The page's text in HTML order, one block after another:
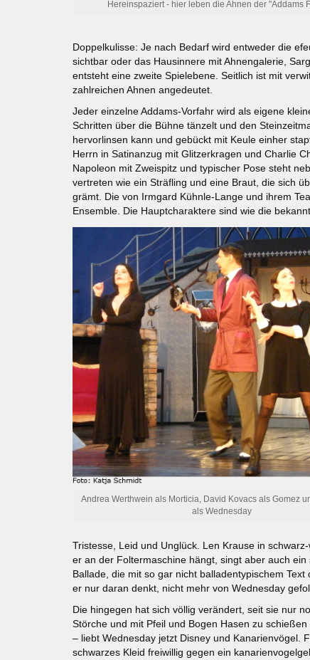
Hereinspaziert - hier leben die Ahnen der "Addams
Doppelkulisse: Je nach Bedarf wird entweder die
sichtbar oder das Hausinnere mit Ahnengalerie,
entsteht eine zweite Spielebene. Seitlich ist mit
zahlreichen Ahnen angedeutet.
Jeder einzelne Addams-Vorfahr wird als eigene
Schritten über die Bühne tänzelt und den
hervorlinsen kann und gebückt mit Keule einher
Herrn in Satinanzug mit Glitzerkragen und Charlie
Napoleon mit Zweispitz und typischer Pose steht
vertreten wie ein Sträfling und eine Braut, die sich
grämt. Die von Irmgard Kühnle-Lange und ihrem
Ensemble. Die Hauptcharaktere sind wie die
Andrea Werthwein als Morticia, David Kovacs als Gomez
als Wednesday
Tristesse, Leid und Unglück. Len Krause in
er an der Foltermaschine hängt, singt aber auch
Ballade, die mit so gar nicht balladentypischem
er nur daran denkt, nicht mehr von Wednesday
Die hingegen hat sich völlig verändert, seit sie nur
Störche und mit Pfeil und Bogen Hasen zu
– liebt Wednesday jetzt Disney und Kanarienvögel.
schwarzes Kleid freiwillig gegen ein